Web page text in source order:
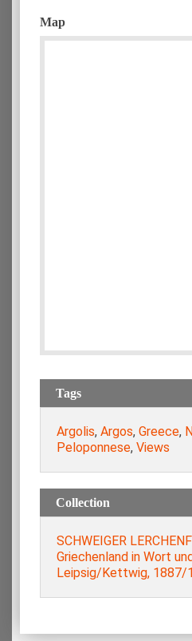
Map
Tags
Argolis, Argos, Greece,
Peloponnese, Views
Collection
SCHWEIGER
Griechenland in Wort
Leipsig/Kettwig, 1887/